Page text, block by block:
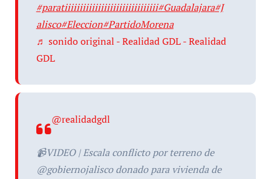
#paratiiiiiiiiiiiiiiiiiiiiiiiiiiiiiii#Guadalajara#J
alisco#Eleccion#PartidoMorena
♬ sonido original - Realidad GDL - Realidad
GDL
@realidadgdl
📹VIDEO | Escala conflicto por terreno de
@gobiernojalisco donado para vivienda de